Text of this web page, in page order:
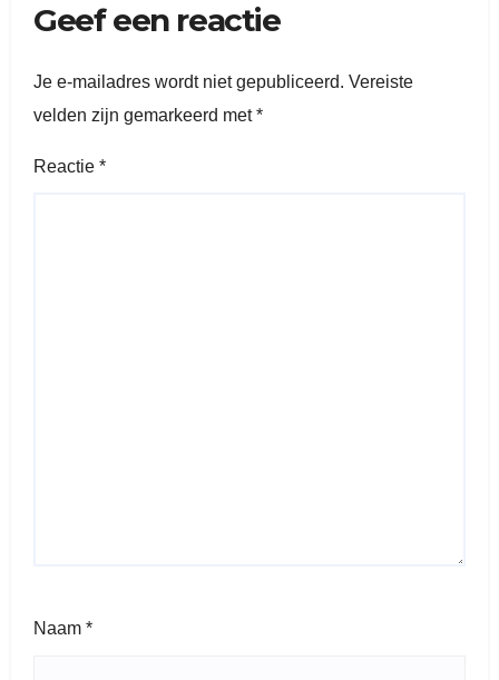
Geef een reactie
Je e-mailadres wordt niet gepubliceerd. Vereiste
velden zijn gemarkeerd met*
Reactie *
Naam *